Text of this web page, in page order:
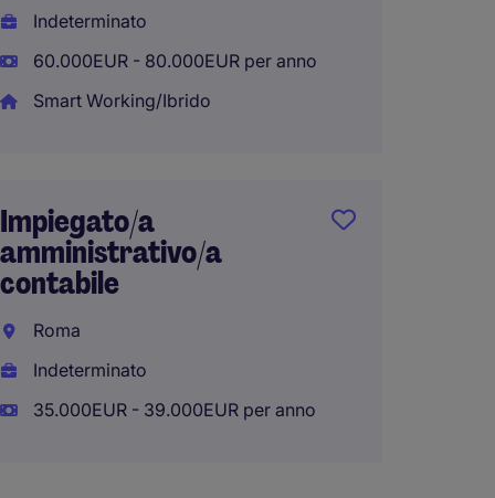
Indeterminato
60.000EUR - 80.000EUR per anno
Smart Working/Ibrido
Impiegato/a
amministrativo/a
contabile
Roma
Indeterminato
35.000EUR - 39.000EUR per anno